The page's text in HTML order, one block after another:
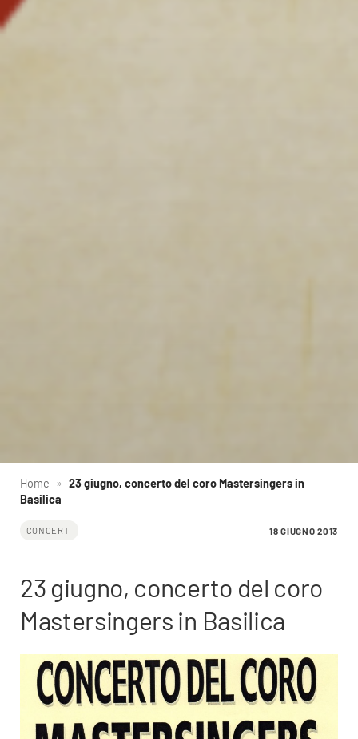
Home » 23 giugno, concerto del coro Mastersingers in
Basilica
CONCERTI 18 GIUGNO 2013
23 giugno, concerto del coro
Mastersingers in Basilica